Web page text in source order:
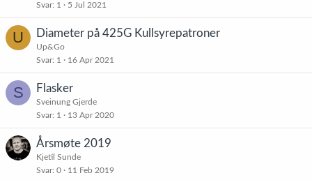
Svar 1 5 Jul 2021
U Diameter på 425G Kullsyrepatroner
Up&Go
Svar 1 16 Apr 2021
S Flasker
Sveinung Gjerde
Svar 1 13 Apr 2020
Årsmøte 2019
Kjetil Sunde
Svar 0 11 Feb 2019